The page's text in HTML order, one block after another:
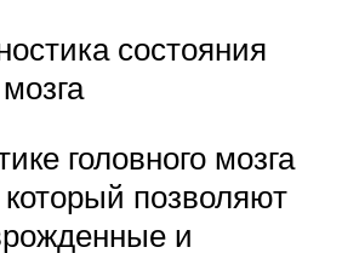
состояния
головного мозга
позволяют
и